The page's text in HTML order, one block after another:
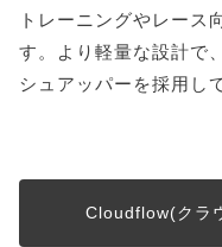
トレーニングやレース
す。より軽量な設計で
シュアッパーを採用し
Cloudflow(クラ